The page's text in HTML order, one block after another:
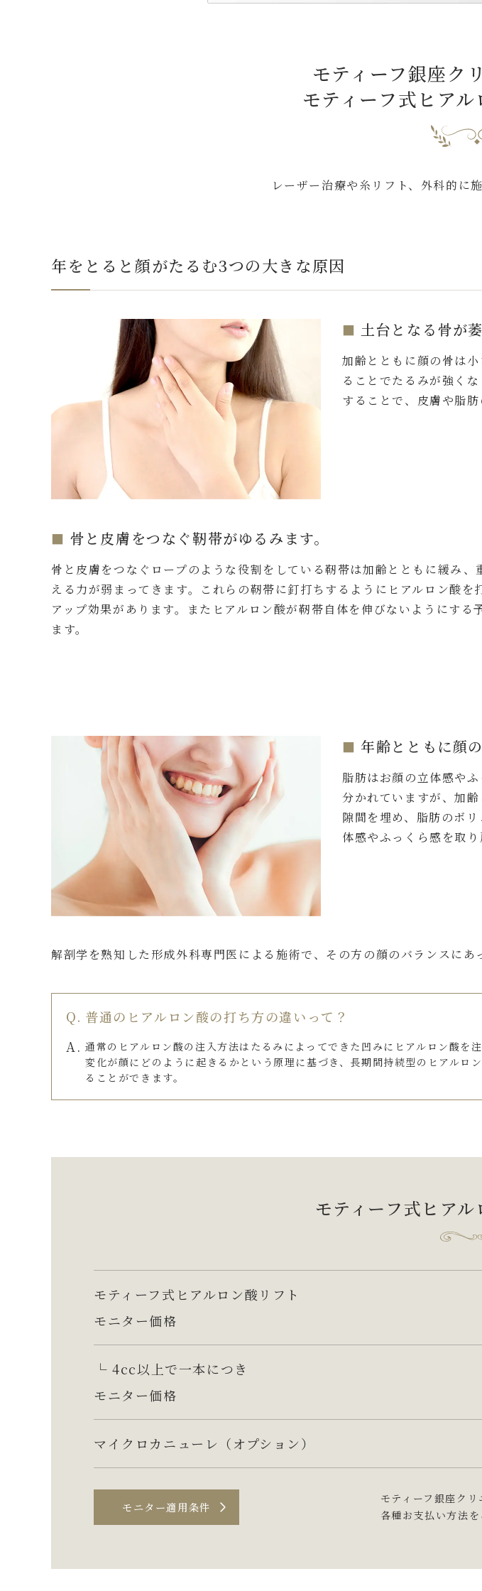
モティーフ銀座ク
モティーフ式ヒア
レーザー治療や糸リフト、外科的に
年をとると顔がたるむ3つの大きな原因
土台となる骨が萎
加齢とともに顔の骨は
ることでたるみが強く
することで、皮膚や脂肪
骨と皮膚をつなぐ靭帯がゆるみます。
骨と皮膚をつなぐロープのような役割をしている靭帯は加齢とともに緩み、
える力が弱まってきます。これらの靭帯に釘打ちするようにヒアルロン酸を
アップ効果があります。またヒアルロン酸が靭帯自体を伸びないようにする
ます。
年齢とともに顔
脂肪はお顔の立体感や
分かれていますが、加
隙間を埋め、脂肪のボ
体感やふっくら感を取り
解剖学を熟知した形成外科専門医による施術で、その方の顔のバランスに
普通のヒアルロン酸の打ち方の違いって？
通常のヒアルロン酸の注入方法はたるみによってできた凹みにヒアルロン酸を
変化が顔にどのように起きるかという原理に基づき、長期間持続型のヒアル
ることができます。
モティーフ式ヒアル
モティーフ式ヒアルロン酸リフト
モニター価格
└ 4cc以上で一本につき
モニター価格
マイクロカニューレ（オプション）
モニター適用条件
モティーフ銀座ク
各種お支払い方法を